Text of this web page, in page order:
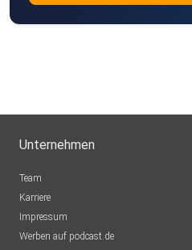
Unternehmen
Team
Karriere
Impressum
Werben auf podcast.de